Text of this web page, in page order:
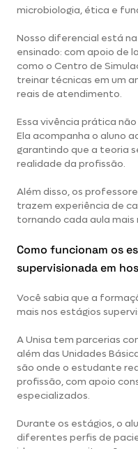
microbiologia, ética e
Nosso diferencial está
ensinado: com apoio de
como o Centro de
treinar técnicas em um
reais de atendimento.
Essa vivência prática
Ela acompanha o aluno
garantindo que a teoria
realidade da profissão.
Além disso, os
trazem experiência de
tornando cada aula mais
Como funcionam os
supervisionada em
Você sabia que a
mais nos estágios
A Unisa tem parcerias
além das Unidades
são onde o estudante
profissão, com apoio
especializados.
Durante os estágios, o
diferentes perfis de